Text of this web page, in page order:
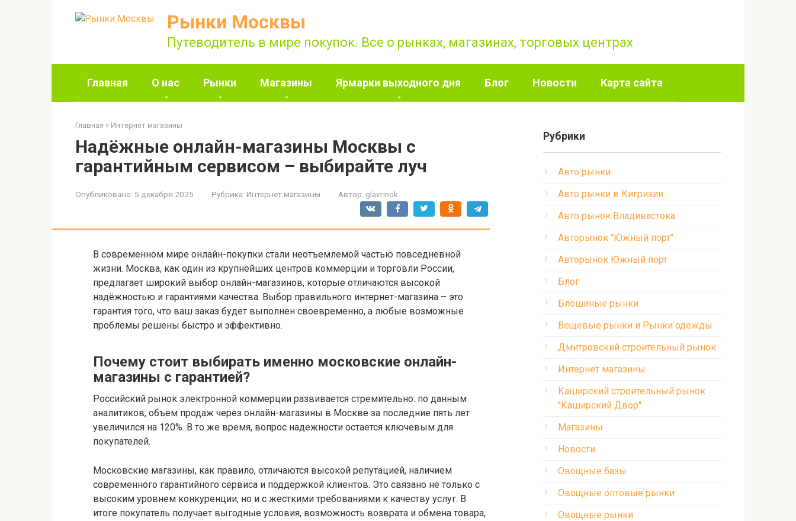
Рынки Москвы
Путеводитель в мире покупок. Все о рынках, магазинах, торговых центрах
Главная О нас Рынки Магазины Ярмарки выходного дня Блог Новости Карта сайта
Главная » Интернет магазины
Надёжные онлайн-магазины Москвы с
гарантийным сервисом – выбирайте луч
Опубликовано: 5 декабря 2025 Рубрика: Интернет магазины Автор: glavrinok
В современном мире онлайн-покупки стали неотъемлемой частью повседневной
жизни. Москва, как один из крупнейших центров коммерции и торговли России,
предлагает широкий выбор онлайн-магазинов, которые отличаются высокой
надёжностью и гарантиями качества. Выбор правильного интернет-магазина – это
гарантия того, что ваш заказ будет выполнен своевременно, а любые возможные
проблемы решены быстро и эффективно.
Почему стоит выбирать именно московские онлайн-
магазины с гарантией?
Российский рынок электронной коммерции развивается стремительно: по данным
аналитиков, объем продаж через онлайн-магазины в Москве за последние пять лет
увеличился на 120%. В то же время, вопрос надежности остается ключевым для
покупателей.
Московские магазины, как правило, отличаются высокой репутацией, наличием
современного гарантийного сервиса и поддержкой клиентов. Это связано не только с
высоким уровнем конкуренции, но и с жесткими требованиями к качеству услуг. В
итоге покупатель получает выгодные условия, возможность возврата и обмена товара,
Рубрики
Авто рынки
Авто рынки в Кигризии
Авто рынок Владивастока
Авторынок "Южный порт"
Авторынок Южный порт
Блог
Блошиные рынки
Вещевые рынки и Рынки одежды
Дмитровский строительный рынок
Интернет магазины
Каширский строительный рынок
"Каширский Двор"
Магазины
Новости
Овощные базы
Овощные оптовые рынки
Овощные рынки